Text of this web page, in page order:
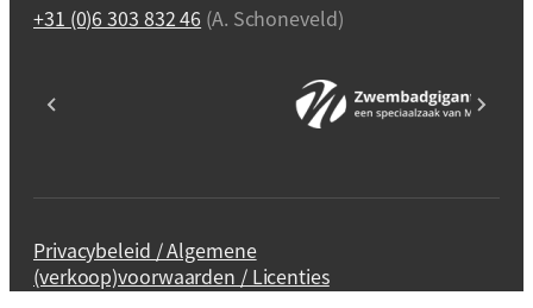
+31 (0)6 303 832 46 (A. Schoneveld)
Privacybeleid / Algemene
(verkoop)voorwaarden / Licenties